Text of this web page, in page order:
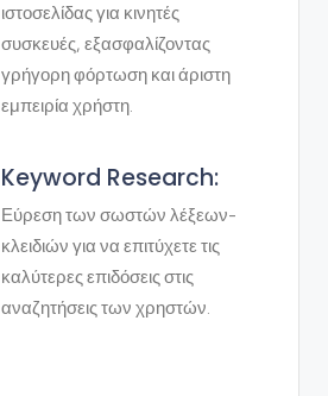
ιστοσελίδας για κινητές
συσκευές, εξασφαλίζοντας
γρήγορη φόρτωση και άριστη
εμπειρία χρήστη.
Keyword Research:
Εύρεση των σωστών λέξεων-
κλειδιών για να επιτύχετε τις
καλύτερες επιδόσεις στις
αναζητήσεις των χρηστών.